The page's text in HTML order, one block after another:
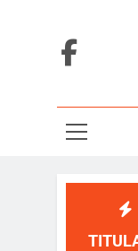
defiende